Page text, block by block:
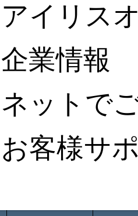
アイリス
企業情報
ネットで
お客様サ